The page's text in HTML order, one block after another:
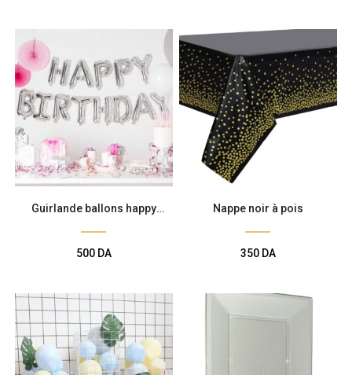
Guirlande ballons happy
500 DA
Nappe noir à pois
350 DA